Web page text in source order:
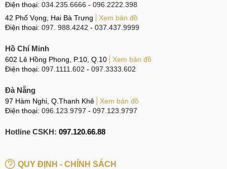
Điện thoại: 034.235.6666 - 096.2222.398
42 Phố Vọng, Hai Bà Trưng
Xem bản đồ
Điện thoại: 097. 988.4242 - 037.437.9999
Hồ Chí Minh
602 Lê Hồng Phong, P.10, Q.10
Xem bản đồ
Điện thoại: 097.1111.602 - 097.3333.602
Đà Nẵng
97 Hàm Nghi, Q.Thanh Khê
Xem bản đồ
Điện thoại: 096.123.9797 - 097.123.9797
Hotline CSKH: 097.120.66.88
QUY ĐỊNH - CHÍNH SÁCH